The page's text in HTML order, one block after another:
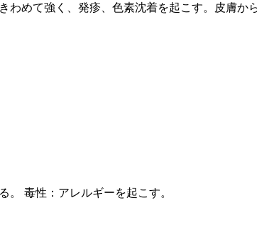
めて強く、発疹、色素沈着を起こす。皮膚
毒性：アレルギーを起こす。